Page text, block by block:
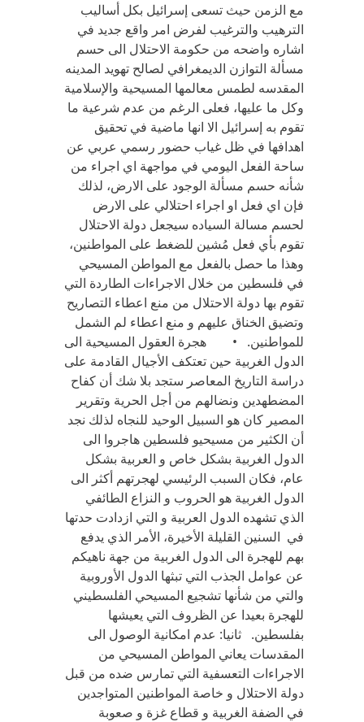
مع الزمن حيث تسعى إسرائيل بكل أساليب
الترهيب والترغيب لفرض امر واقع جديد في
اشاره واضحه من حكومة الاحتلال الى حسم
مسألة التوازن الديمغرافي لصالح تهويد المدينه
المقدسه لطمس معالمها المسيحية والإسلامية
وكل ما عليها، فعلى الرغم من عدم شرعية ما
تقوم به إسرائيل الا انها ماضية في تحقيق
اهدافها في ظل غياب حضور رسمي عربي عن
ساحة الفعل اليومي في مواجهة اي اجراء من
شأنه حسم مسألة الوجود على الارض، لذلك
فإن اي فعل او اجراء احتلالي على الارض
لحسم مسالة السياده سيجعل دولة الاحتلال
تقوم بأي فعل مُشين للضغط على المواطنين،
وهذا ما حصل بالفعل مع المواطن المسيحي
في فلسطين من خلال الاجراءات الطاردة التي
تقوم بها دولة الاحتلال من منع اعطاء التصاريح
وتضيق الخناق عليهم و منع اعطاء لم الشمل
للمواطنين. • هجرة العقول المسيحية الى
الدول الغربية حين تعتكف الأجيال القادمة على
دراسة التاريخ المعاصر ستجد بلا شك أن كفاح
المضطهدين ونضالهم من أجل الحرية وتقرير
المصير كان هو السبيل الوحيد للنجاه لذلك نجد
أن الكثير من مسيحيو فلسطين هاجروا الى
الدول الغربية بشكل خاص و العربية بشكل
عام، فكان السبب الرئيسي لهجرتهم أكثر الى
الدول الغربية هو الحروب و النزاع الطائفي
الذي تشهده الدول العربية و التي ازدادت حدتها
في السنين القليلة الأخيرة، الأمر الذي يدفع
بهم للهجرة الى الدول الغربية من جهة ناهيكم
عن عوامل الجذب التي تبثها الدول الأوروبية
والتي من شأنها تشجيع المسيحي الفلسطيني
للهجرة بعيدا عن الظروف التي يعيشها
بفلسطين. ثانيا: عدم امكانية الوصول الى
المقدسات يعاني المواطن المسيحي من
الاجراءات التعسفية التي تمارس ضده من قبل
دولة الاحتلال و خاصة المواطنين المتواجدين
في الضفة الغربية و قطاع غزة و صعوبة